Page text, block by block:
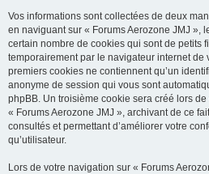
Vos informations sont collectées de deux
en naviguant sur « Forums Aerozone JMJ »,
certain nombre de cookies qui sont de petits
temporairement par le navigateur internet de
premiers cookies ne contiennent qu’un
anonyme de session qui vous sont
phpBB. Un troisième cookie sera créé lors
« Forums Aerozone JMJ », archivant de ce
consultés et permettant d’améliorer votre
qu’utilisateur.
Lors de votre navigation sur « Forums